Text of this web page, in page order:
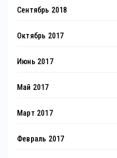
Сентябрь 2018
Октябрь 2017
Июнь 2017
Май 2017
Март 2017
Февраль 2017